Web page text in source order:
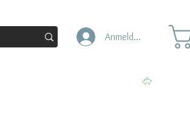
Anmelden